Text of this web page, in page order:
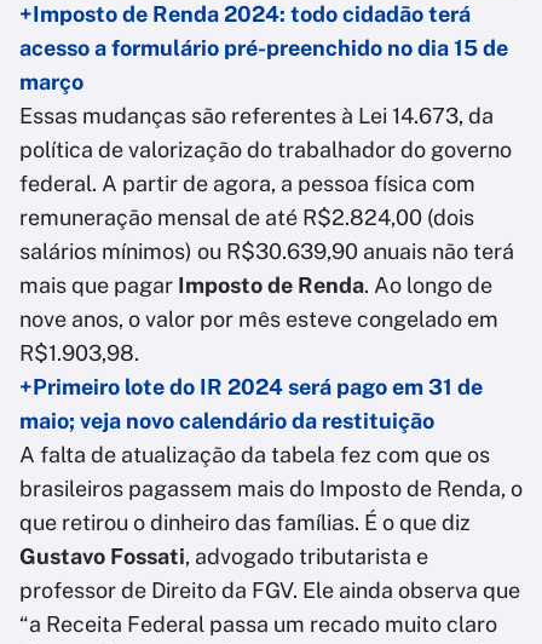
+Imposto de Renda 2024: todo cidadão terá
acesso a formulário pré-preenchido no dia 15 de
março
Essas mudanças são referentes à Lei 14.673, da
política de valorização do trabalhador do governo
federal. A partir de agora, a pessoa física com
remuneração mensal de até R$2.824,00 (dois
salários mínimos) ou R$30.639,90 anuais não terá
mais que pagar Imposto de Renda. Ao longo de
nove anos, o valor por mês esteve congelado em
R$1.903,98.
+Primeiro lote do IR 2024 será pago em 31 de
maio; veja novo calendário da restituição
A falta de atualização da tabela fez com que os
brasileiros pagassem mais do Imposto de Renda, o
que retirou o dinheiro das famílias. É o que diz
Gustavo Fossati, advogado tributarista e
professor de Direito da FGV. Ele ainda observa que
“a Receita Federal passa um recado muito claro